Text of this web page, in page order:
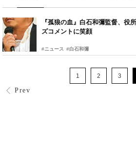
『孤狼の血』白石和彌監督、役
ズコメントに笑顔
#ニュース #白石和彌
Prev
1 2 3